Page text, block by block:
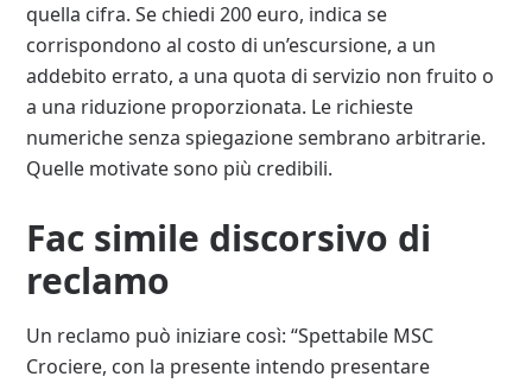
quella cifra. Se chiedi 200 euro, indica se
corrispondono al costo di un’escursione, a un
addebito errato, a una quota di servizio non fruito o
a una riduzione proporzionata. Le richieste
numeriche senza spiegazione sembrano arbitrarie.
Quelle motivate sono più credibili.
Fac simile discorsivo di
reclamo
Un reclamo può iniziare così: “Spettabile MSC
Crociere, con la presente intendo presentare